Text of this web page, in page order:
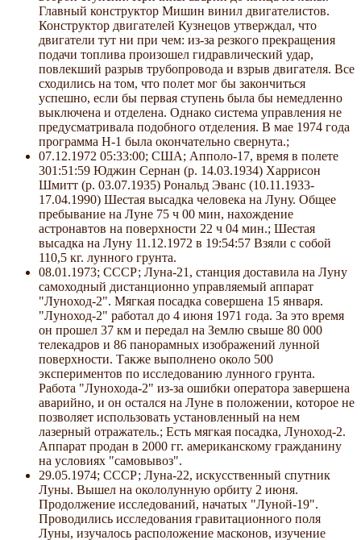
Главный конструктор Мишин винил двигателистов.
Конструктор двигателей Кузнецов утверждал, что
двигатели тут ни при чем: из-за резкого прекращения
подачи топлива произошел гидравлический удар,
повлекший разрыв трубопровода и взрыв двигателя. Все
сходились на том, что полет мог бы закончиться
успешно, если бы первая ступень была бы немедленно
выключена и отделена. Однако система управления не
предусматривала подобного отделения. В мае 1974 года
программа Н-1 была окончательно свернута.;
07.12.1972 05:33:00; США; Апполо-17, время в полете
301:51:59 Юджин Сернан (р. 14.03.1934) Харрисон
Шмитт (р. 03.07.1935) Рональд Эванс (10.11.1933-
17.04.1990) Шестая высадка человека на Луну. Общее
пребывание на Луне 75 ч 00 мин, нахождение
астронавтов на поверхности 22 ч 04 мин.; Шестая
высадка на Луну 11.12.1972 в 19:54:57 Взяли с собой
110,5 кг. лунного грунта.
08.01.1973; СССР; Луна-21, станция доставила на Луну
самоходный дистанционно управляемый аппарат
"Луноход-2". Мягкая посадка совершена 15 января.
"Луноход-2" работал до 4 июня 1971 года. За это время
он прошел 37 км и передал на Землю свыше 80 000
телекадров и 86 панорамных изображений лунной
поверхности. Также выполнено около 500
экспериментов по исследованию лунного грунта.
Работа "Лунохода-2" из-за ошибки оператора завершена
аварийно, и он остался на Луне в положении, которое не
позволяет использовать установленный на нем
лазерный отражатель.; Есть мягкая посадка, Луноход-2.
Аппарат продан в 2000 гг. американскому гражданину
на условиях "самовывоз".
29.05.1974; СССР; Луна-22, искусственный спутник
Луны. Вышел на окололунную орбиту 2 июня.
Продолжение исследований, начатых "Луной-19".
Проводились исследования гравитационного поля
Луны, изучалось расположение масконов, изучение